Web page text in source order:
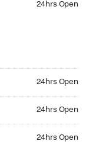
24hrs Open
24hrs Open
24hrs Open
24hrs Open